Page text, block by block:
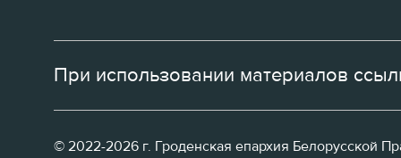
При использовании материалов
© 2022-2026 г. Гроденская епархия Белорусской